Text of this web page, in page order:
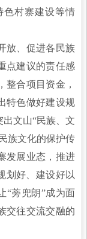
色村寨建设等情
、促进各民族
点建议的责任感
整合项目资金，
特色做好建设规
文山“民族、文
族文化的保护传
发展业态，推进
划好、建设好以
“蒡兜朗”成为面
交往交流交融的